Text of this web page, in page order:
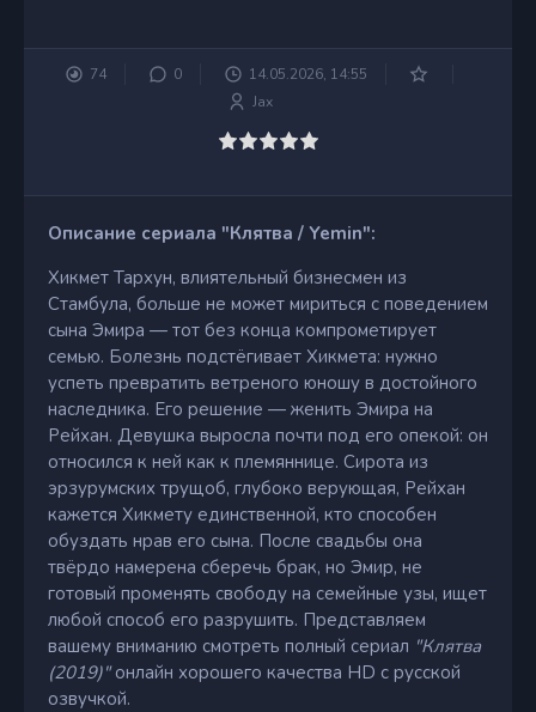
74 0
14.05.2026, 14:55
Jax
Описание сериала "Клятва / Yemin":
Хикмет Тархун, влиятельный бизнесмен из
Стамбула, больше не может мириться с поведением
сына Эмира — тот без конца компрометирует
семью. Болезнь подстёгивает Хикмета: нужно
успеть превратить ветреного юношу в достойного
наследника. Его решение — женить Эмира на
Рейхан. Девушка выросла почти под его опекой: он
относился к ней как к племяннице. Сирота из
эрзурумских трущоб, глубоко верующая, Рейхан
кажется Хикмету единственной, кто способен
обуздать нрав его сына. После свадьбы она
твёрдо намерена сберечь брак, но Эмир, не
готовый променять свободу на семейные узы, ищет
любой способ его разрушить. Представляем
вашему вниманию смотреть полный сериал "Клятва
(2019)"онлайн хорошего качества HD с русской
озвучкой.